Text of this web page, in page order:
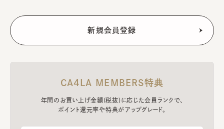
CA4LA MEMBERS特典
年間のお買い上げ金額(税抜)に応じた会員ランクで、
ポイント還元率や特典がアップグレード。